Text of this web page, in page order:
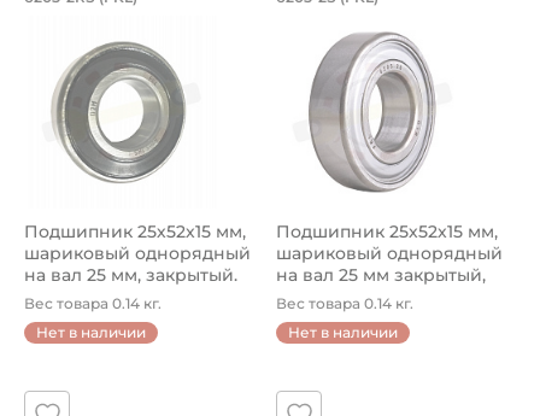
Подшипник 25х52х15 мм,
шариковый однорядный
на вал 25 мм, закрытый.
Арт...
Вес товара 0.14 кг.
Нет в наличии
Подшипник 25х52х15 мм,
шариковый однорядный
на вал 25 мм закрытый,
улуч...
Вес товара 0.14 кг.
Нет в наличии